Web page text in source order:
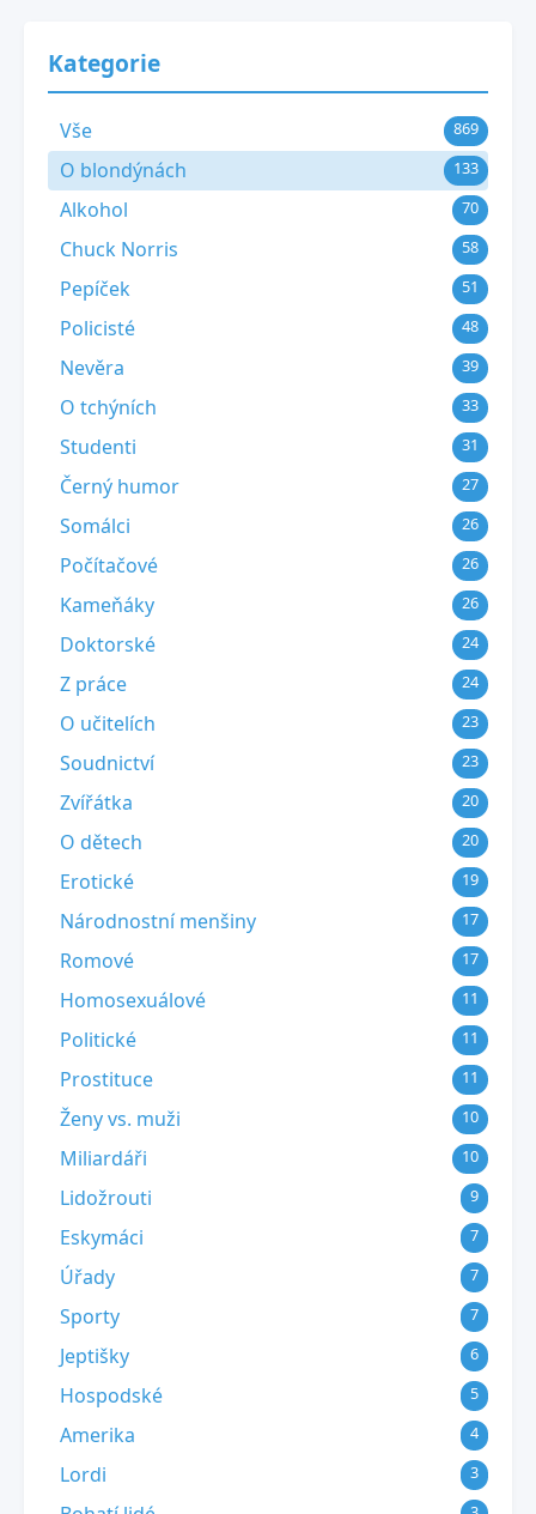
Kategorie
Vše 869
O blondýnách 133
Alkohol 70
Chuck Norris 58
Pepíček 51
Policisté 48
Nevěra 39
O tchýních 33
Studenti 31
Černý humor 27
Somálci 26
Počítačové 26
Kameňáky 26
Doktorské 24
Z práce 24
O učitelích 23
Soudnictví 23
Zvířátka 20
O dětech 20
Erotické 19
Národnostní menšiny 17
Romové 17
Homosexuálové 11
Politické 11
Prostituce 11
Ženy vs. muži 10
Miliardáři 10
Lidožrouti 9
Eskymáci 7
Úřady 7
Sporty 7
Jeptišky 6
Hospodské 5
Amerika 4
Lordi 3